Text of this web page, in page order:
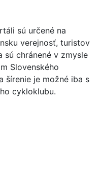
sú určené na
verejnosť, turistov
sú chránené v zmysle
Slovenského
šírenie je možné iba s
cykloklubu.